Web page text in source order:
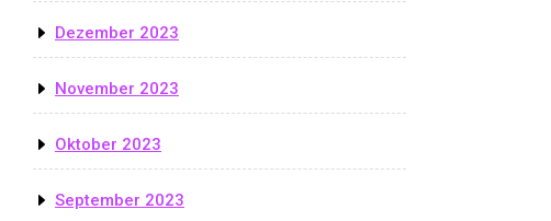
Dezember 2023
November 2023
Oktober 2023
September 2023